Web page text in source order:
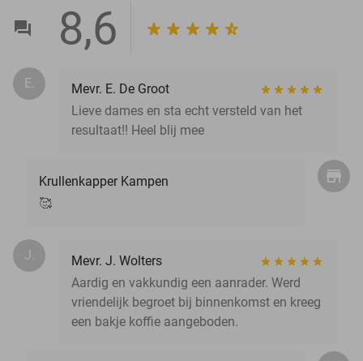
8,6
E.
Mevr. E. De Groot
Lieve dames en sta echt versteld van het
resultaat!! Heel blij mee
Krullenkapper Kampen
🥰
J.
Mevr. J. Wolters
Aardig en vakkundig een aanrader. Werd
vriendelijk begroet bij binnenkomst en kreeg
een bakje koffie aangeboden.